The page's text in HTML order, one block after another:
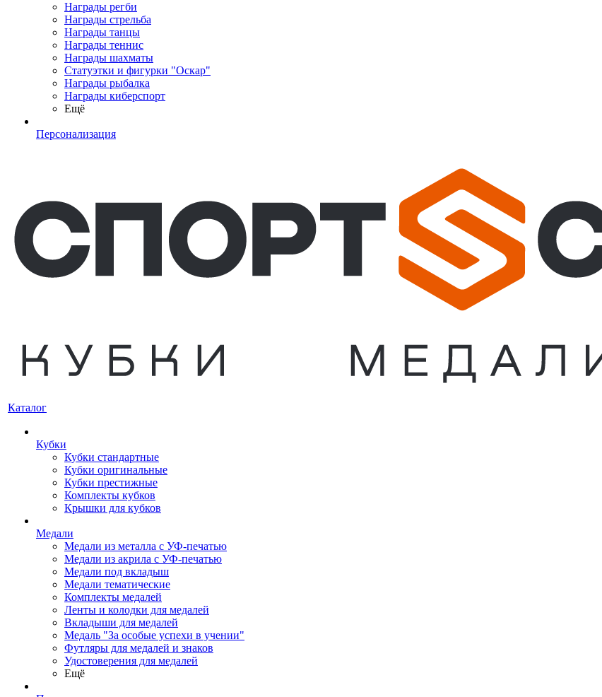
Награды регби
Награды стрельба
Награды танцы
Награды теннис
Награды шахматы
Статуэтки и фигурки "Оскар"
Награды рыбалка
Награды киберспорт
Ещё
Персонализация
Каталог
Кубки
Кубки стандартные
Кубки оригинальные
Кубки престижные
Комплекты кубков
Крышки для кубков
Медали
Медали из металла с УФ-печатью
Медали из акрила с УФ-печатью
Медали под вкладыш
Медали тематические
Комплекты медалей
Ленты и колодки для медалей
Вкладыши для медалей
Медаль "За особые успехи в учении"
Футляры для медалей и знаков
Удостоверения для медалей
Ещё